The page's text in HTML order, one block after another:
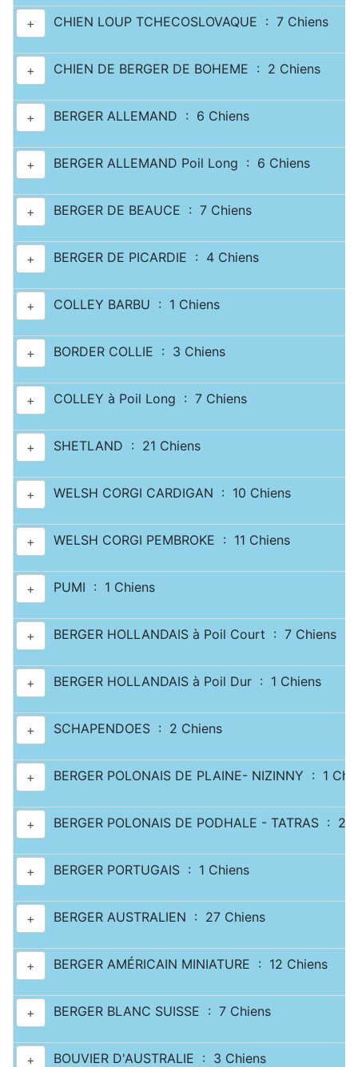
+ CHIEN LOUP TCHECOSLOVAQUE : 7 Chiens
+ CHIEN DE BERGER DE BOHEME : 2 Chiens
+ BERGER ALLEMAND : 6 Chiens
+ BERGER ALLEMAND Poil Long : 6 Chiens
+ BERGER DE BEAUCE : 7 Chiens
+ BERGER DE PICARDIE : 4 Chiens
+ COLLEY BARBU : 1 Chiens
+ BORDER COLLIE : 3 Chiens
+ COLLEY à Poil Long : 7 Chiens
+ SHETLAND : 21 Chiens
+ WELSH CORGI CARDIGAN : 10 Chiens
+ WELSH CORGI PEMBROKE : 11 Chiens
+ PUMI : 1 Chiens
+ BERGER HOLLANDAIS à Poil Court : 7 Chiens
+ BERGER HOLLANDAIS à Poil Dur : 1 Chiens
+ SCHAPENDOES : 2 Chiens
+ BERGER POLONAIS DE PLAINE- NIZINNY : 1
+ BERGER POLONAIS DE PODHALE - TATRAS : 2
+ BERGER PORTUGAIS : 1 Chiens
+ BERGER AUSTRALIEN : 27 Chiens
+ BERGER AMÉRICAIN MINIATURE : 12 Chiens
+ BERGER BLANC SUISSE : 7 Chiens
+ BOUVIER D'AUSTRALIE : 3 Chiens